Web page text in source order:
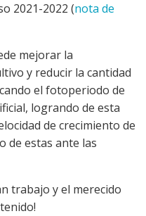
2021-2022 (nota de
mejorar la
y reducir la cantidad
el fotoperiodo de
logrando de esta
de crecimiento de
de estas ante las
trabajo y el merecido